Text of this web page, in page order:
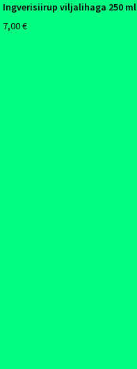
Ingverisiirup viljalihaga 250 ml
7,00 €